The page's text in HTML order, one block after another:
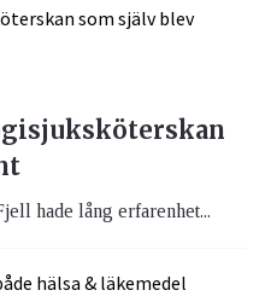
hade lång erfarenhet...